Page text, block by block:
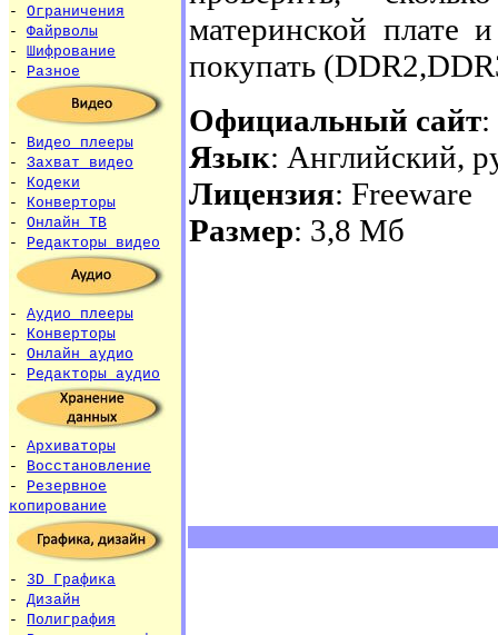
- Ограничения
- Файрволы
- Шифрование
- Разное
- Видео плееры
- Захват видео
- Кодеки
- Конверторы
- Онлайн ТВ
- Редакторы видео
- Аудио плееры
- Конверторы
- Онлайн аудио
- Редакторы аудио
- Архиваторы
- Восстановление
- Резервное
копирование
- 3D Графика
- Дизайн
- Полиграфия
материнской плате
покупать
Официальный сайт
Язык: Английский,
Лицензия: Freeware
Размер: 3,8 Мб